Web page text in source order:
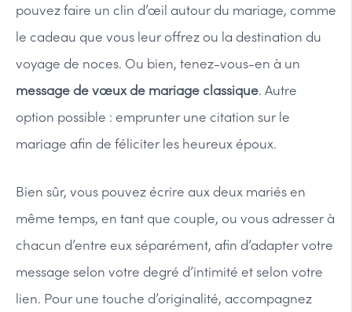
pouvez faire un clin d’œil autour du mariage, comme
le cadeau que vous leur offrez ou la destination du
voyage de noces. Ou bien, tenez-vous-en à un
message de vœux de mariage classique. Autre
option possible : emprunter une citation sur le
mariage afin de féliciter les heureux époux.
Bien sûr, vous pouvez écrire aux deux mariés en
même temps, en tant que couple, ou vous adresser à
chacun d’entre eux séparément, afin d’adapter votre
message selon votre degré d’intimité et selon votre
lien. Pour une touche d’originalité, accompagnez